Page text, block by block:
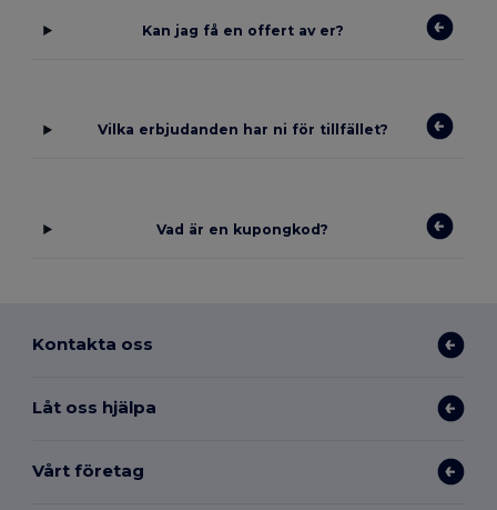
Kan jag få en offert av er?
Vilka erbjudanden har ni för tillfället?
Vad är en kupongkod?
Kontakta oss
Låt oss hjälpa
Vårt företag